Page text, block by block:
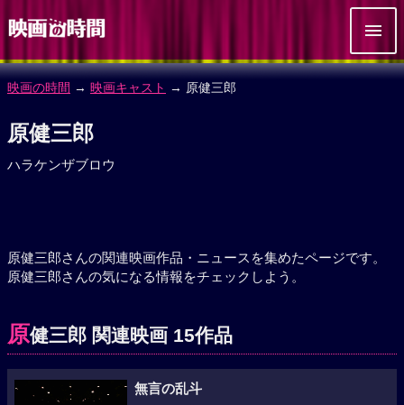
映画の時間 → 映画キャスト → 原健三郎
原健三郎
ハラケンザブロウ
原健三郎さんの関連映画作品・ニュースを集めたページです。
原健三郎さんの気になる情報をチェックしよう。
原健三郎 関連映画 15作品
無言の乱斗